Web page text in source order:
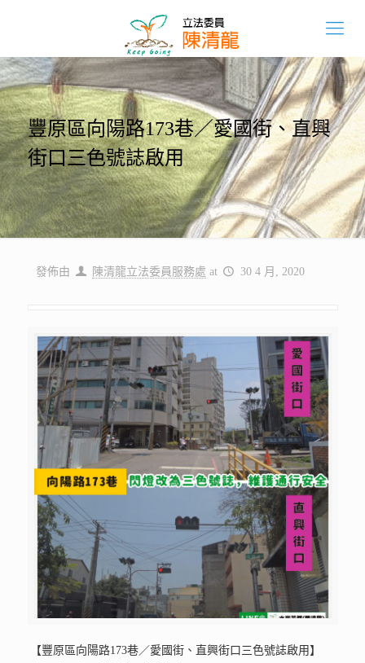
豐原區向陽路173巷／愛國街、直興
街口三色號誌啟用
發佈由 陳清龍立法委員服務處 at 30 4 月, 2020
【豐原區向陽路173巷／愛國街、直興街口三色號誌啟用】